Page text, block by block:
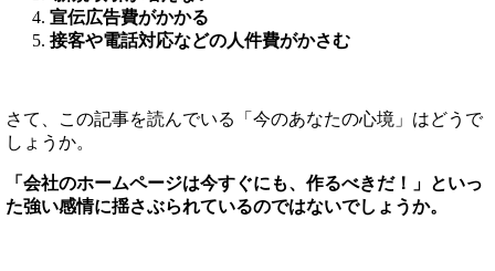
宣伝広告費がかかる
接客や電話対応などの人件費がかさむ
さて、この記事を読んでいる「今のあなたの心境」はどうで
しょうか。
「会社のホームページは今すぐにも、作るべきだ！」といっ
た強い感情に揺さぶられているのではないでしょうか。